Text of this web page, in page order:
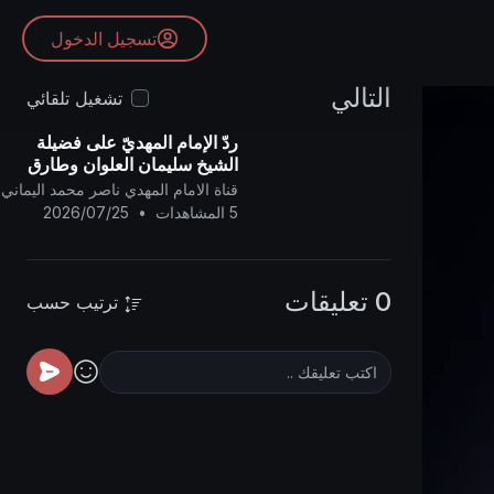
تسجيل الدخول
التالي
تشغيل تلقائي
ردّ الإمام المهديّ على فضيلة
الشيخ سليمان العلوان وطارق
السويدان ..
قناة الامام المهدي ناصر محمد اليماني
5 المشاهدات
•
2026/07/25
0 تعليقات ترتيب حسب